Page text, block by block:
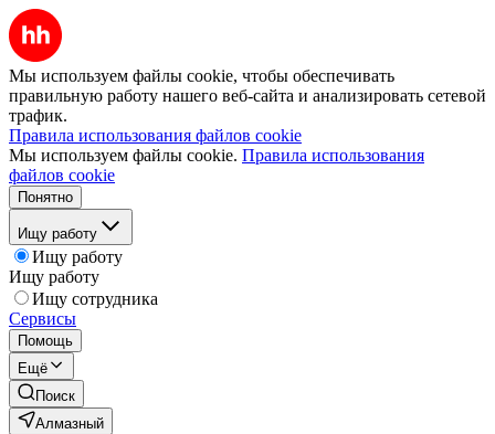
Мы используем файлы cookie, чтобы обеспечивать
правильную работу нашего веб-сайта и анализировать сетевой
трафик.
Правила использования файлов cookie
Мы используем файлы cookie. Правила использования
файлов cookie
Понятно
Ищу работу
Ищу работу
Ищу работу
Ищу сотрудника
Сервисы
Помощь
Ещё
Поиск
Алмазный